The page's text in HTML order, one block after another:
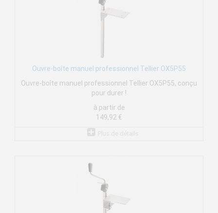
Ouvre-boîte manuel professionnel Tellier OX5P55
Ouvre-boîte manuel professionnel Tellier OX5P55, conçu
pour durer !
à partir de
149,92 €